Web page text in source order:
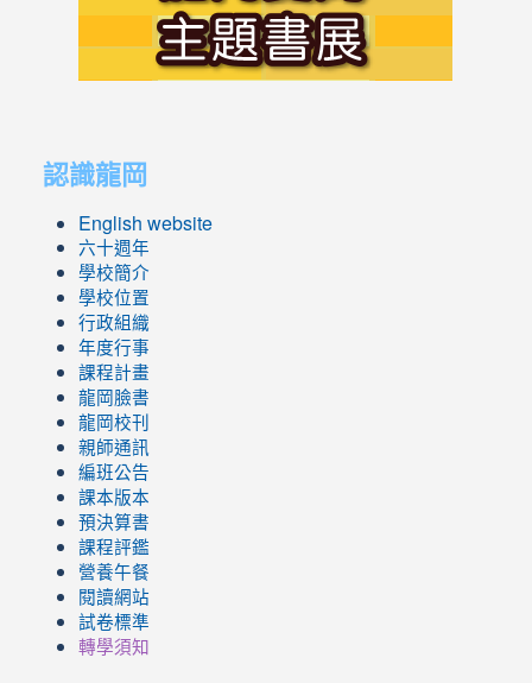
認識龍岡
English website
六十週年
學校簡介
學校位置
行政組織
年度行事
課程計畫
龍岡臉書
龍岡校刊
親師通訊
編班公告
課本版本
預決算書
課程評鑑
營養午餐
閱讀網站
試卷標準
轉學須知